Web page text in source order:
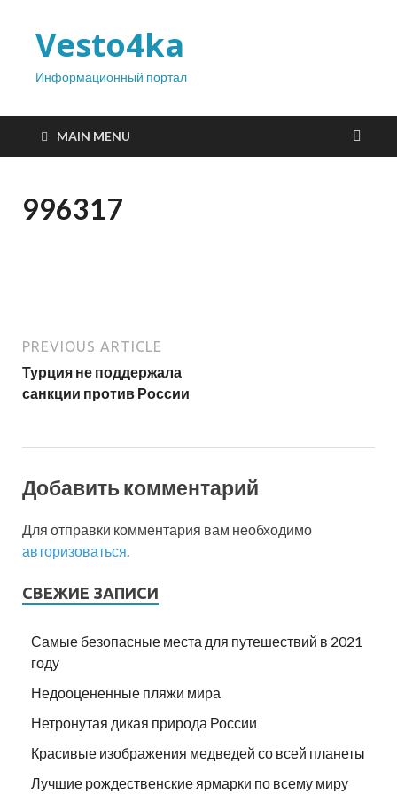
Vesto4ka
Информационный портал
MAIN MENU
996317
PREVIOUS ARTICLE
Турция не поддержала
санкции против России
Добавить комментарий
Для отправки комментария вам необходимо
авторизоваться
СВЕЖИЕ ЗАПИСИ
Самые безопасные места для путешествий в 2021
году
Недооцененные пляжи мира
Нетронутая дикая природа России
Красивые изображения медведей со всей планеты
Лучшие рождественские ярмарки по всему миру